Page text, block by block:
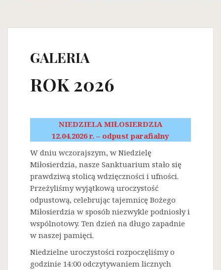
GALERIA
ROK 2026
NIEDZIELA MIŁOSIERDZIA
12.04.2026 r. – odpust parafialny
W dniu wczorajszym, w Niedzielę
Miłosierdzia, nasze Sanktuarium stało się
prawdziwą stolicą wdzięczności i ufności.
Przeżyliśmy wyjątkową uroczystość
odpustową, celebrując tajemnicę Bożego
Miłosierdzia w sposób niezwykle podniosły i
wspólnotowy. Ten dzień na długo zapadnie
w naszej pamięci.
Niedzielne uroczystości rozpoczęliśmy o
godzinie 14:00 odczytywaniem licznych